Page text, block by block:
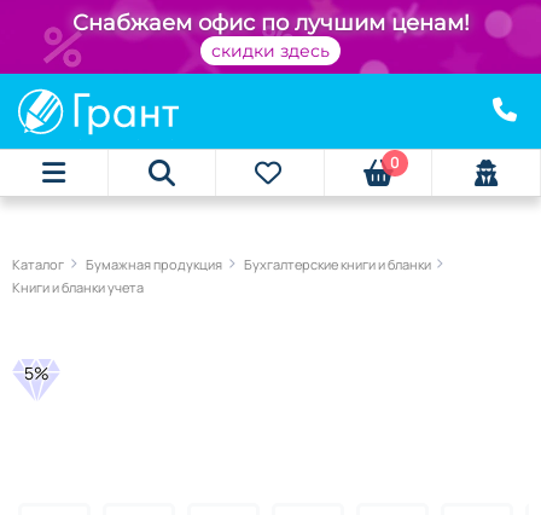
Снабжаем офис по лучшим ценам!
скидки здесь
0
Каталог Бумажная продукция
Бухгалтерские книги и бланки
Книги и бланки учета
5%